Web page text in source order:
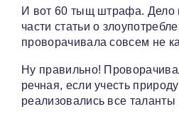
И вот 60 тыщ штрафа. Дело
части статьи о
проворачивала совсем не
Ну правильно!
речная, если учесть
реализовались все